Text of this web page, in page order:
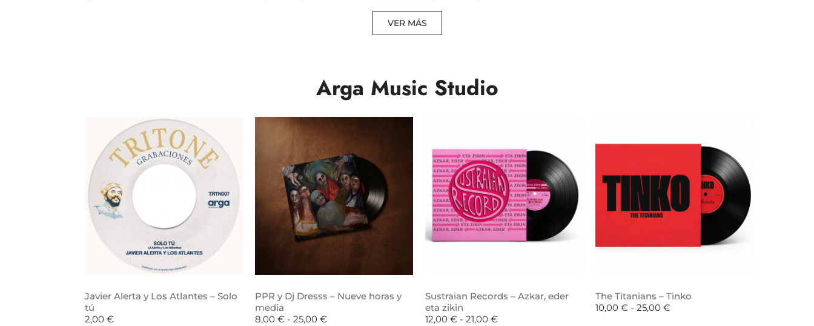
VER MÁS
Arga Music Studio
Javier Alerta y Los Atlantes – Solo
tú
2,00 €
PPR y Dj Dresss – Nueve horas y
media
8,00 € - 25,00 €
Sustraian Records – Azkar, eder
eta zikin
12,00 € - 21,00 €
The Titanians – Tinko
10,00 € - 25,00 €